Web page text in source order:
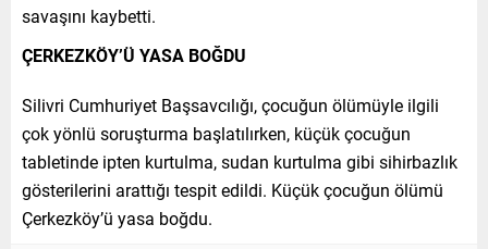
savaşını kaybetti.
ÇERKEZKÖY’Ü YASA BOĞDU
Silivri Cumhuriyet Başsavcılığı, çocuğun ölümüyle ilgili
çok yönlü soruşturma başlatılırken, küçük çocuğun
tabletinde ipten kurtulma, sudan kurtulma gibi sihirbazlık
gösterilerini arattığı tespit edildi. Küçük çocuğun ölümü
Çerkezköy’ü yasa boğdu.